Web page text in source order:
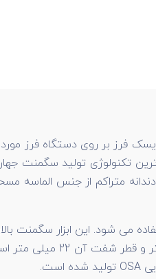
فرز بر روی دستگاه فرز
تکنولوژی تولید سگمنت
همانطور که از نام این کالا مشخص است، برای برش سرامیک های مختلف استفاده می شود. لبه
دیسک سرامیک بر آیرون مکس از قابلیت برش پرسلان